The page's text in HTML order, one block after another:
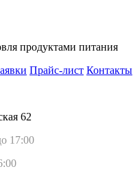
продуктами питания
Прайс-лист Контакты
62
17:00